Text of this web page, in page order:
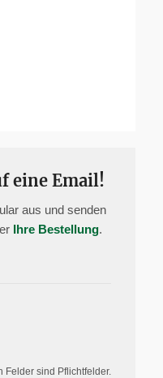
eine Email!
aus und senden
Ihre Bestellung.
Felder sind Pflichtfelder.